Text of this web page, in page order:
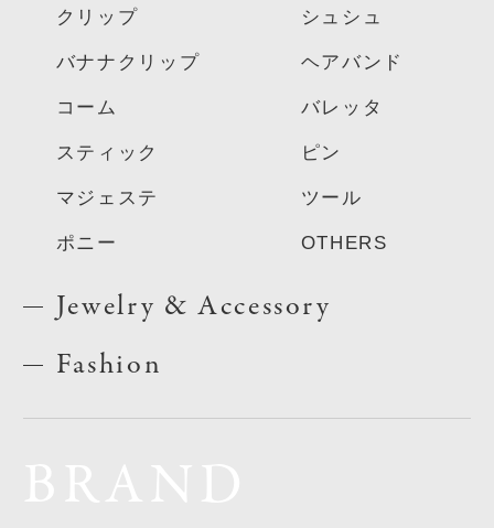
クリップ
バナナクリップ
コーム
スティック
マジェステ
ポニー
シュシュ
ヘアバンド
バレッタ
ピン
ツール
OTHERS
Jewelry & Accessory
Fashion